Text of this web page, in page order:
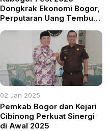
Dongkrak Ekonomi Bogor,
Perputaran Uang Tembus
02 Jan 2025
Pemkab Bogor dan Kejari
Cibinong Perkuat Sinergi
di Awal 2025